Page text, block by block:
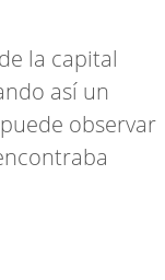
la capital
así un
observar